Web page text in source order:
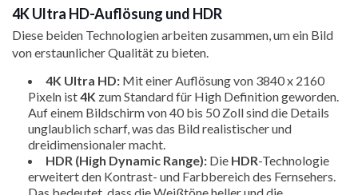
4K Ultra HD-Auflösung und HDR
Diese beiden Technologien arbeiten zusammen, um ein Bild
von erstaunlicher Qualität zu bieten.
4K Ultra HD: Mit einer Auflösung von 3840 x 2160
Pixeln ist4K zum Standard für High Definition geworden.
Auf einem Bildschirm von 40 bis 50 Zoll sind die Details
unglaublich scharf, was das Bild realistischer und
dreidimensionaler macht.
HDR (High Dynamic Range): Die HDR-Technologie
erweitert den Kontrast- und Farbbereich des Fernsehers.